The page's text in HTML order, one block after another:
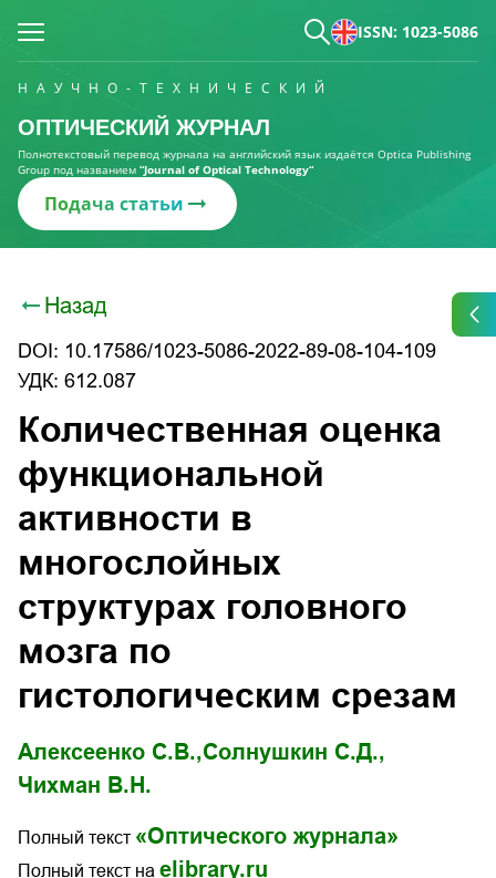
ISSN: 1023-5086
НАУЧНО-ТЕХНИЧЕСКИЙ
ОПТИЧЕСКИЙ ЖУРНАЛ
Полнотекстовый перевод журнала на английский язык издаётся Optica Publishing
Group под названием “Journal of Optical Technology“
Подача статьи
Назад
DOI: 10.17586/1023-5086-2022-89-08-104-109
УДК: 612.087
Количественная оценка
функциональной
активности в
многослойных
структурах головного
мозга по
гистологическим срезам
Алексеенко С.В.,Солнушкин С.Д.,
Чихман В.Н.
Полный текст «Оптического журнала»
Полный текст на elibrary.ru